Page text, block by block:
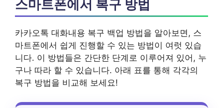
스마트폰에서 복구 방법
카카오톡 대화내용 복구 백업 방법을 알아보면, 스
마트폰에서 쉽게 진행할 수 있는 방법이 여럿 있습
니다. 이 방법들은 간단한 단계로 이루어져 있어, 누
구나 따라 할 수 있습니다. 아래 표를 통해 각각의
복구 방법을 비교해 보세요!